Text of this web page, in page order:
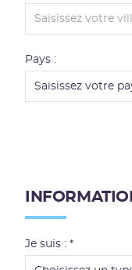
s
Pays :
f
o
r
m
Je suis : *